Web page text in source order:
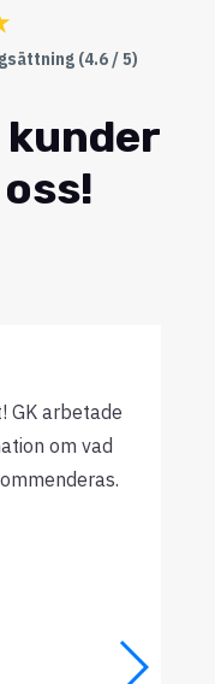
(4.6 / 5)
kunder
GK arbetade
om vad